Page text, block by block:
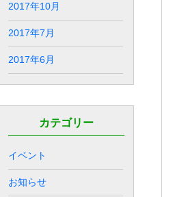
2017年10月
2017年7月
2017年6月
カテゴリー
イベント
お知らせ